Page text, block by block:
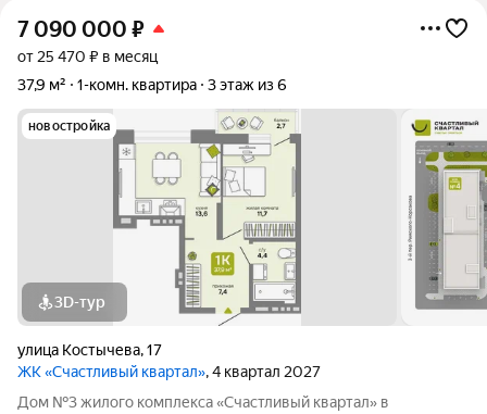
7 090 000 ₽
от 25 470 ₽ в месяц
37,9 м²
1-комн. квартира 3 этаж из 6
новостройка
3D-тур
улица Костычева,17
ЖК «Счастливый квартал», 4 квартал 2027
Дом №3 жилого комплекса «Счастливый квартал» в